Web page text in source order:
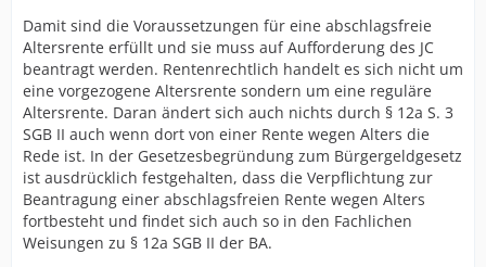
Damit sind die Voraussetzungen für eine abschlagsfreie
Altersrente erfüllt und sie muss auf Aufforderung des JC
beantragt werden. Rentenrechtlich handelt es sich nicht um
eine vorgezogene Altersrente sondern um eine reguläre
Altersrente. Daran ändert sich auch nichts durch § 12a S. 3
SGB II auch wenn dort von einer Rente wegen Alters die
Rede ist. In der Gesetzesbegründung zum Bürgergeldgesetz
ist ausdrücklich festgehalten, dass die Verpflichtung zur
Beantragung einer abschlagsfreien Rente wegen Alters
fortbesteht und findet sich auch so in den Fachlichen
Weisungen zu § 12a SGB II der BA.